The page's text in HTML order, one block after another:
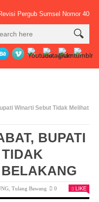
Pergub Sumsel Nomor 40
Winarti Sebut Tidak Melihat
BUPATI
,Tulang Bawang 0 LIKE